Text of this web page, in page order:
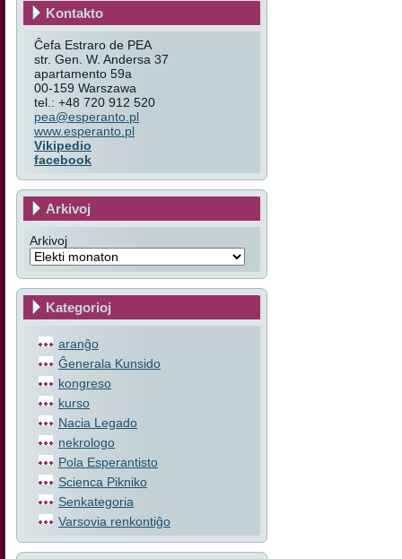
Kontakto
Ĉefa Estraro de PEA
str. Gen. W. Andersa 37
apartamento 59a
00-159 Warszawa
tel.: +48 720 912 520
pea@esperanto.pl
www.esperanto.pl
Vikipedio
facebook
Arkivoj
Arkivoj
Kategorioj
aranĝo
Ĝenerala Kunsido
kongreso
kurso
Nacia Legado
nekrologo
Pola Esperantisto
Scienca Pikniko
Senkategoria
Varsovia renkontiĝo